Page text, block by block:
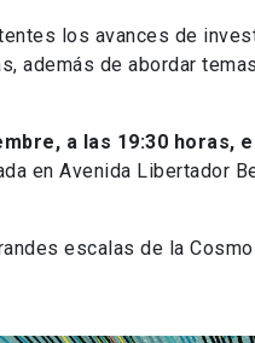
los avances de
de abordar
a las 19:30 horas,
en Avenida Libertador
escalas de la